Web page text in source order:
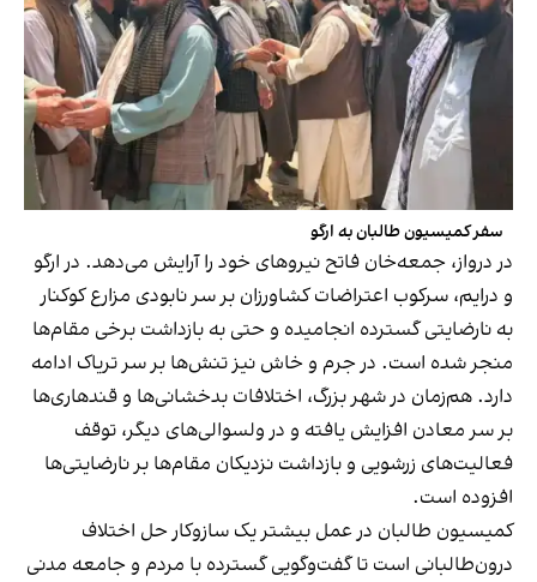
سفر کمیسیون طالبان به ارگو
در درواز، جمعه‌خان فاتح نیروهای خود را آرایش می‌دهد. در ارگو
و درایم، سرکوب اعتراضات کشاورزان بر سر نابودی مزارع کوکنار
به نارضایتی گسترده انجامیده و حتی به بازداشت برخی مقام‌ها
منجر شده است. در جرم و خاش نیز تنش‌ها بر سر تریاک ادامه
دارد. هم‌زمان در شهر بزرگ، اختلافات بدخشانی‌ها و قندهاری‌ها
بر سر معادن افزایش یافته و در ولسوالی‌های دیگر، توقف
فعالیت‌های زرشویی و بازداشت نزدیکان مقام‌ها بر نارضایتی‌ها
افزوده است.
کمیسیون طالبان در عمل بیشتر یک سازوکار حل اختلاف
درون‌طالبانی است تا گفت‌وگویی گسترده با مردم و جامعه مدنی